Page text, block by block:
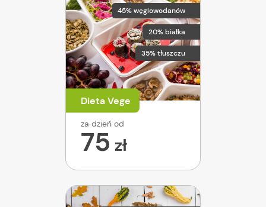
45% węglowodanów
20% białka
35% tłuszczu
Dieta Vege
za dzień od
75 zł